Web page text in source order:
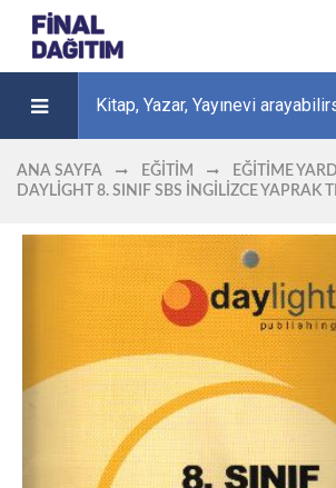
ANA SAYFA EĞITIM
EĞITIME
DAYLIGHT 8. SINIF SBS İNGILIZCE YAPRAK